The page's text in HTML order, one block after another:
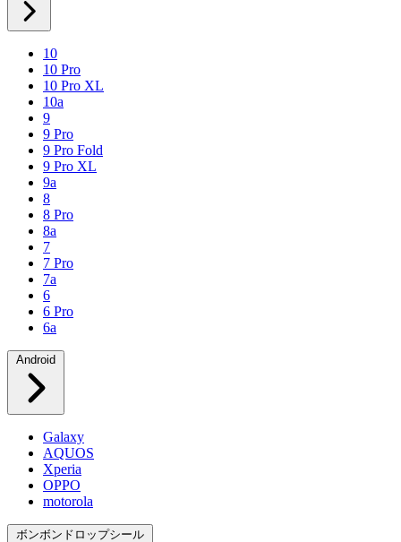
10
10 Pro
10 Pro XL
10a
9
9 Pro
9 Pro Fold
9 Pro XL
9a
8
8 Pro
8a
7
7 Pro
7a
6
6 Pro
6a
Android
Galaxy
AQUOS
Xperia
OPPO
motorola
ボンボンドロップシール